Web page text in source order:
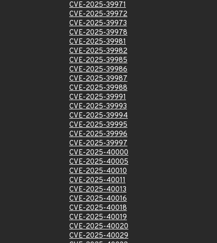
CVE-2025-39971
CVE-2025-39972
CVE-2025-39973
CVE-2025-39978
CVE-2025-39981
CVE-2025-39982
CVE-2025-39985
CVE-2025-39986
CVE-2025-39987
CVE-2025-39988
CVE-2025-39991
CVE-2025-39993
CVE-2025-39994
CVE-2025-39995
CVE-2025-39996
CVE-2025-39997
CVE-2025-40000
CVE-2025-40005
CVE-2025-40010
CVE-2025-40011
CVE-2025-40013
CVE-2025-40016
CVE-2025-40018
CVE-2025-40019
CVE-2025-40020
CVE-2025-40029